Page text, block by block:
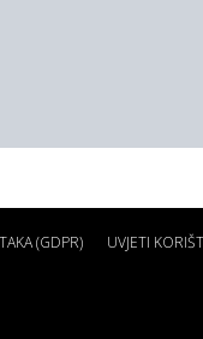
(GDPR) UVJETI